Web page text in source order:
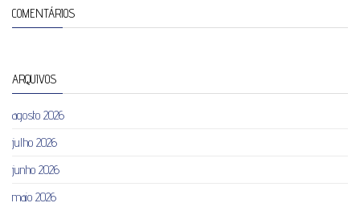
COMENTÁRIOS
ARQUIVOS
agosto 2026
julho 2026
junho 2026
maio 2026